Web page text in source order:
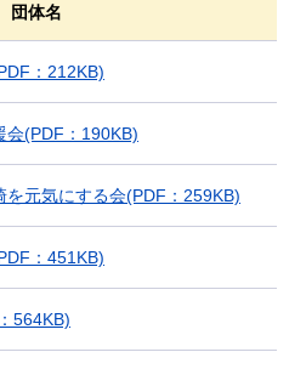
団体名
：212KB)
会(PDF：190KB)
を元気にする会(PDF：259KB)
：451KB)
564KB)